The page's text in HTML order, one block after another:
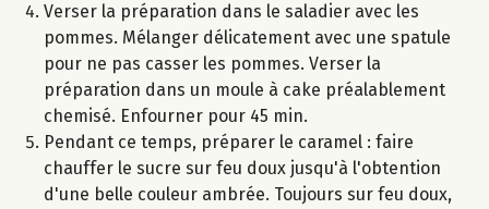
Verser la préparation dans le saladier avec les
pommes. Mélanger délicatement avec une spatule
pour ne pas casser les pommes. Verser la
préparation dans un moule à cake préalablement
chemisé. Enfourner pour 45 min.
Pendant ce temps, préparer le caramel : faire
chauffer le sucre sur feu doux jusqu'à l'obtention
d'une belle couleur ambrée. Toujours sur feu doux,